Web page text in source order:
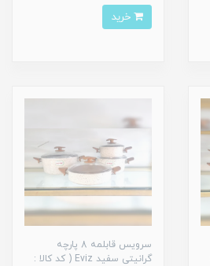
سرویس قابلمه 8 پارچه
گرانیتی سفید Eviz ( کد کالا :